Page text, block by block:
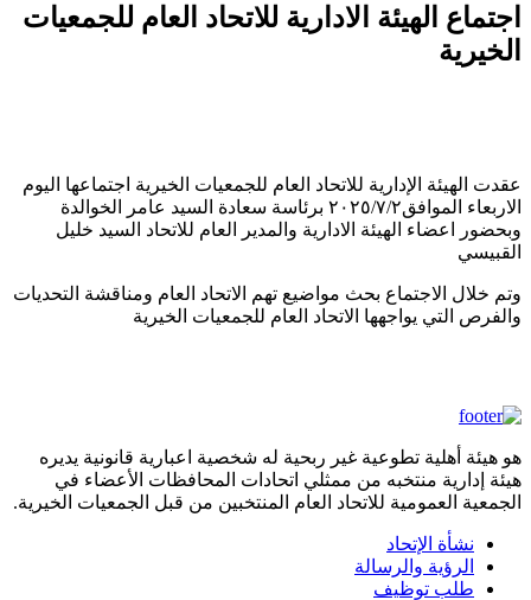
اجتماع الهيئة الادارية للاتحاد العام للجمعيات
الخيرية
عقدت الهيئة الإدارية للاتحاد العام للجمعيات الخيرية اجتماعها اليوم
الاربعاء الموافق٢٠٢٥/٧/٢ برئاسة سعادة السيد عامر الخوالدة
وبحضور اعضاء الهيئة الادارية والمدير العام للاتحاد السيد خليل
القبيسي
وتم خلال الاجتماع بحث مواضيع تهم الاتحاد العام ومناقشة التحديات
والفرص التي يواجهها الاتحاد العام للجمعيات الخيرية
هو هيئة أهلية تطوعية غير ربحية له شخصية اعبارية قانونية يديره
هيئة إدارية منتخبه من ممثلي اتحادات المحافظات الأعضاء في
الجمعية العمومية للاتحاد العام المنتخبين من قبل الجمعيات الخيرية.
footermenu
نشأة الإتحاد
الرؤية والرسالة
طلب توظيف